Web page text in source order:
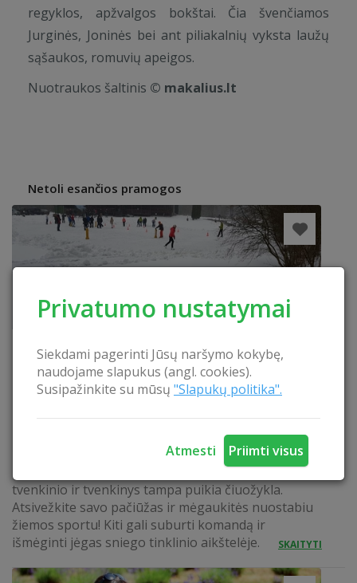
Privatumo nustatymai
Siekdami pagerinti Jūsų naršymo kokybę,
naudojame slapukus (angl. cookies).
Susipažinkite su mūsų "Slapukų politika".
Atmesti Priimti visus
regyklos, apžvalgos bokštai. Čia švenčiamos
Jurginės, Joninės bei ant piliakalnių vyksta laužų
sąšaukos, romuvių apeigos.
Nuotraukos šaltinis © makalius.lt
Netoli esančios pramogos
ČIUOŽIMAS IR SNIEGO TINKLINIS
Šaltą žiemą nuvalome sniegą nuo užšalusio
tvenkinio ir tvenkinys tampa puikia čiuožykla.
Atsivežkite savo pačiūžas ir mėgaukitės nuostabiu
žiemos sportu! Kiti gali suburti komandą ir
išmėginti jėgas sniego tinklinio aikštelėje.
SKAITYTI